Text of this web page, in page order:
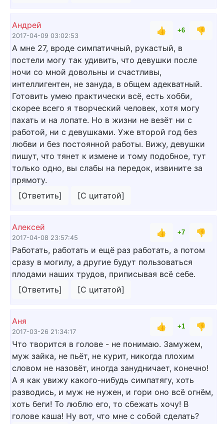
Андрей
2017-04-09 03:02:53
👍 +6
👎
А мне 27, вроде симпатичный, рукастый, в
постели могу так удивить, что девушки после
ночи со мной довольны и счастливы,
интеллигентен, не зануда, в общем адекватный.
Готовить умею практически всё, есть хобби,
скорее всего я творческий человек, хотя могу
пахать и на лопате. Но в жизни не везёт ни с
работой, ни с девушками. Уже второй год без
любви и без постоянной работы. Вижу, девушки
пишут, что тянет к измене и тому подобное, тут
только одно, вы слабы на передок, извините за
прямоту.
[Ответить]
[С цитатой]
Алексей
2017-04-08 23:57:45
👍 +7
👎
Работать, работать и ещё раз работать, а потом
сразу в могилу, а другие будут пользоваться
плодами наших трудов, приписывая всё себе.
[Ответить]
[С цитатой]
Аня
2017-03-26 21:34:17
👍 +1
👎
Что творится в голове - не понимаю. Замужем,
муж зайка, не пьёт, не курит, никогда плохим
словом не назовёт, иногда занудничает, конечно!
А я как увижу какого-нибудь симпатягу, хоть
разводись, и муж не нужен, и гори оно всё огнём,
хоть беги! То люблю его, то сбежать хочу! В
голове каша! Ну вот, что мне с собой сделать?